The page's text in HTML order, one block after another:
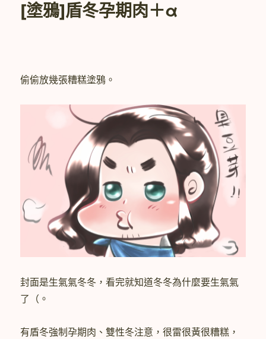
人
[塗鴉]盾冬孕期肉＋α
偷偷放幾張糟糕塗鴉。
封面是生氣氣冬冬，看完就知道冬冬為什麼要生氣氣
了（。
有盾冬強制孕期肉、雙性冬注意，很雷很黃很糟糕，